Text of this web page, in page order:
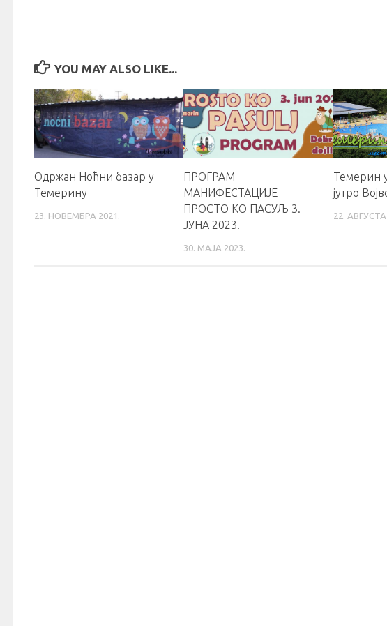
YOU MAY ALSO LIKE...
Одржан Ноћни базар у
Темерину
23. НОВЕМБРА 2021.
ПРОГРАМ
МАНИФЕСТАЦИЈЕ
ПРОСТО КО ПАСУЉ 3.
ЈУНА 2023.
30. МАЈА 2023.
Темерин
јутро
22. АВГУСТА